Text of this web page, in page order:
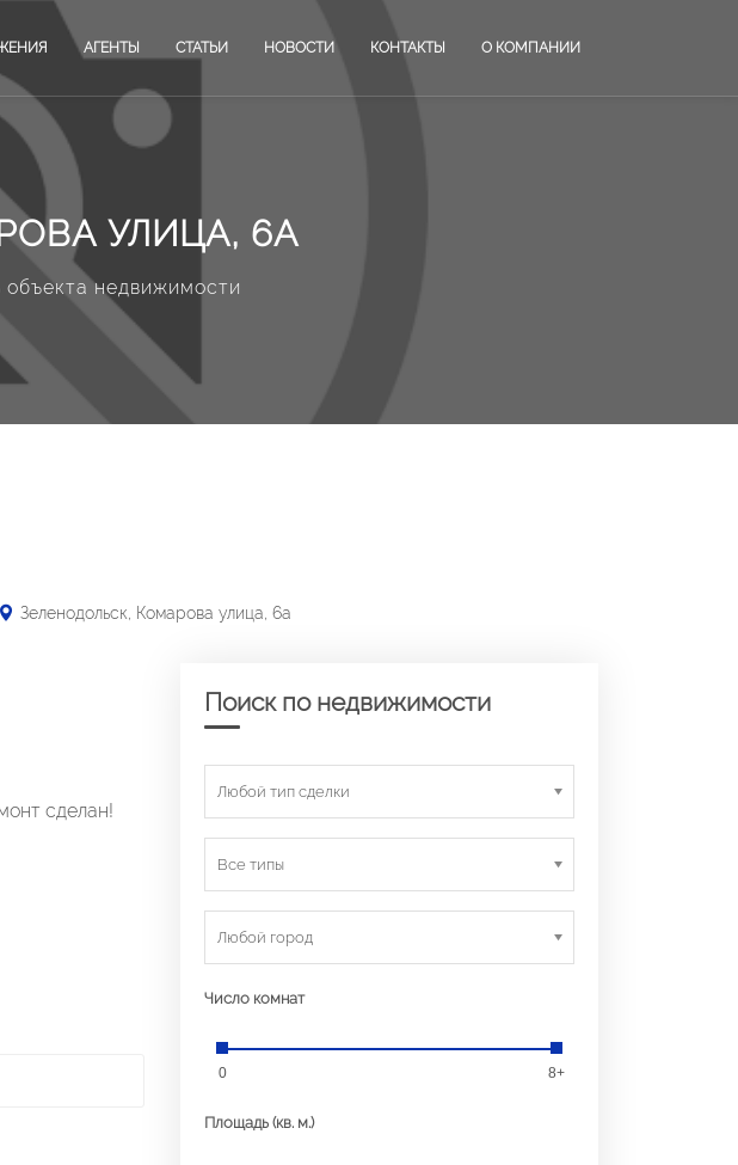
АГЕНТЫ СТАТЬИ НОВОСТИ КОНТАКТЫ О КОМПАНИИ
УЛИЦА, 6А
недвижимости
Зеленодольск, Комарова улица, 6а
сделан!
Поиск по недвижимости
Любой тип сделки
Все типы
Любой город
Число комнат
0 8+
Площадь (кв. м.)